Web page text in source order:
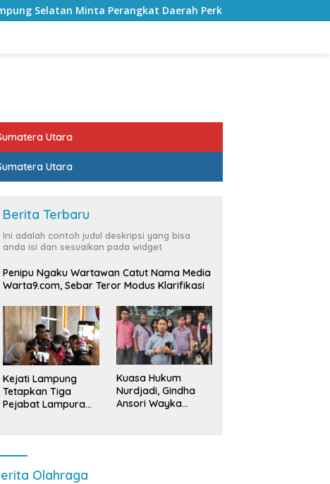
Perangkat Daerah Perkuat Keterbukaan Informasi Publik
Utara
Utara
Berita Terbaru
Ini adalah contoh judul deskripsi yang bisa
anda isi dan sesuaikan pada widget
Penipu Ngaku Wartawan Catut Nama Media
Warta9.com, Sebar Teror Modus Klarifikasi
Kejati Lampung
Tetapkan Tiga
Pejabat Lampura
Kuasa Hukum
Nurdjadi, Gindha
Ansori Wayka
Olahraga